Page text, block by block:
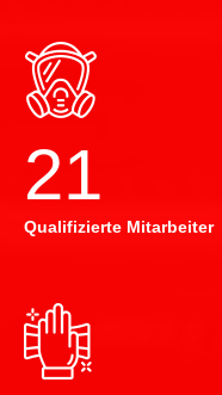
22
Qualifizierte Mitarbeiter